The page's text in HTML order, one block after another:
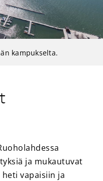
kampukselta.
ja mukautuvat
vapaisiin ja